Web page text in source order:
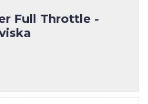
Full Throttle -